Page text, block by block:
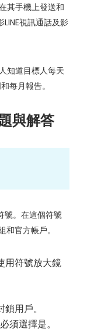
其手機上發送和
視訊通話及影
知道目標人每天
每月報告。
與解答
號。在這個符號
官方帳戶。
用符號放大鏡
用戶。
須選擇是。